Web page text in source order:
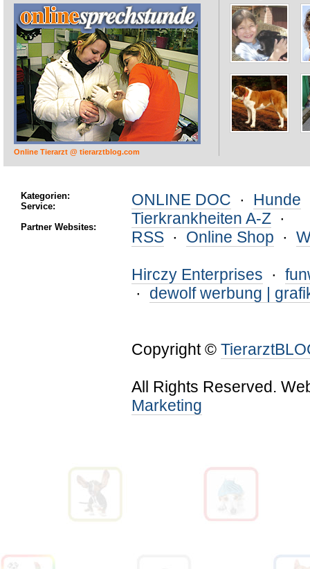
Online Tierarzt @ tierarztblog.com
Kategorien:
Service:
Partner Websites:
ONLINE DOC · Hunde
Tierkrankheiten A-Z ·
RSS · Online Shop ·
Hirczy Enterprises ·
· dewolf werbung |
Copyright ©
All Rights Reserved.
Marketing